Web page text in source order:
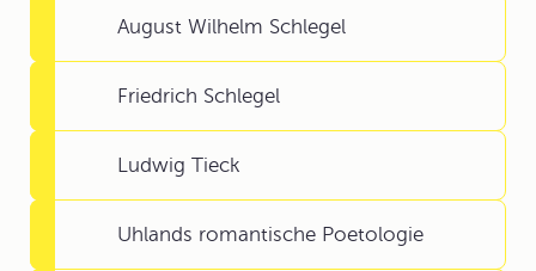
August Wilhelm Schlegel
Friedrich Schlegel
Ludwig Tieck
Uhlands romantische Poetologie